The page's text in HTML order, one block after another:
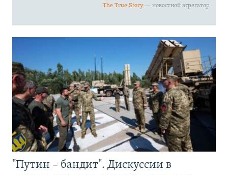
"Путин – бандит". Дискуссии в